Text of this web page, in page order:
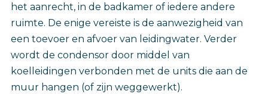
het aanrecht, in de badkamer of iedere andere
ruimte. De enige vereiste is de aanwezigheid van
een toevoer en afvoer van leidingwater. Verder
wordt de condensor door middel van
koelleidingen verbonden met de units die aan de
muur hangen (of zijn weggewerkt).